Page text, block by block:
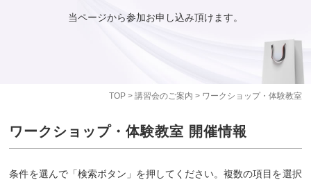
TOP> 講習会のご案内 > ワークショップ・体験教室
当ページから参加お申し込み頂けます。
ワークショップ・体験教室 開催情報
条件を選んで「検索ボタン」を押してください。複数の項目を選択